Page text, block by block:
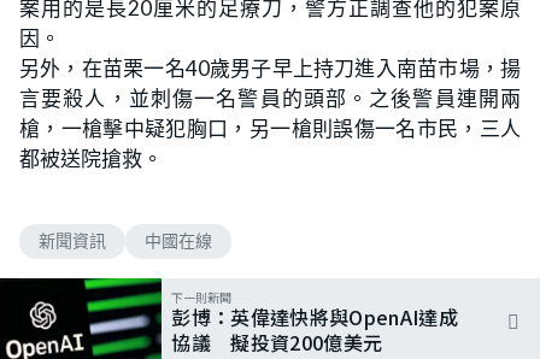
案用的是長20厘米的足療刀，警方正調查他的犯案原
因。
另外，在苗栗一名40歲男子早上持刀進入南苗市場，揚
言要殺人，並刺傷一名警員的頭部。之後警員連開兩
槍，一槍擊中疑犯胸口，另一槍則誤傷一名市民，三人
都被送院搶救。
新聞資訊 中國在線
下一則新聞
彭博：英偉達快將與OpenAI達成
協議 擬投資200億美元